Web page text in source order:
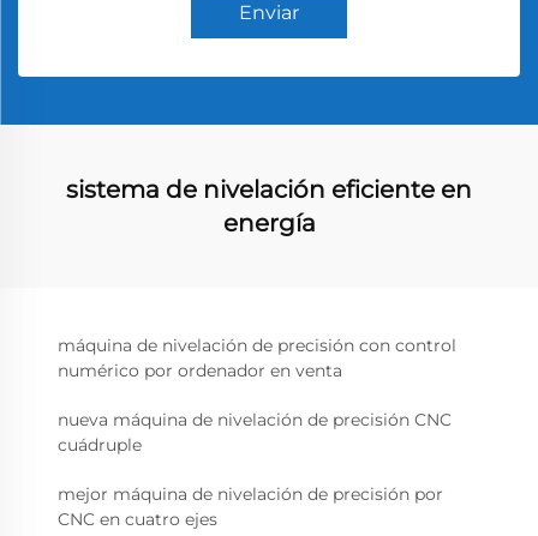
Enviar
sistema de nivelación eficiente en
energía
máquina de nivelación de precisión con control
numérico por ordenador en venta
nueva máquina de nivelación de precisión CNC
cuádruple
mejor máquina de nivelación de precisión por
CNC en cuatro ejes